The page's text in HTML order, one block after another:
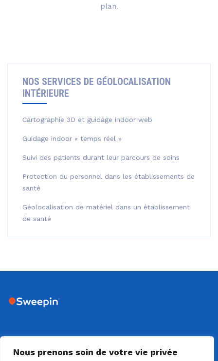
Nous prenons soin de votre vie privée
plan.
NOS SERVICES DE GÉOLOCALISATION
INTÉRIEURE
Cartographie 3D et guidage indoor web
Guidage indoor « temps réel »
Suivi des patients durant leur parcours de soins
Protection du personnel dans les établissements de
santé
Géolocalisation de matériel dans un établissement
de santé